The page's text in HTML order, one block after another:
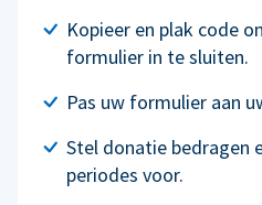
Kopieer en plak code
formulier in te sluiten.
Pas uw formulier aan
Stel donatie bedragen
periodes voor.